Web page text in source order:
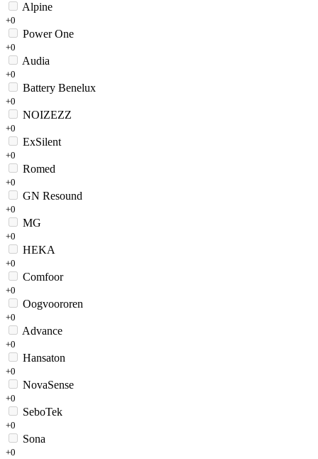
Alpine
+0
Power One
+0
Audia
+0
Battery Benelux
+0
NOIZEZZ
+0
ExSilent
+0
Romed
+0
GN Resound
+0
MG
+0
HEKA
+0
Comfoor
+0
Oogvoororen
+0
Advance
+0
Hansaton
+0
NovaSense
+0
SeboTek
+0
Sona
+0